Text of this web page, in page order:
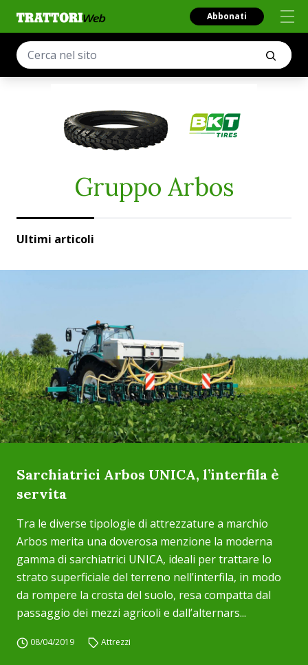
Abbonati
Gruppo Arbos
Ultimi articoli
Sarchiatrici Arbos UNICA, l’interfila è
servita
Tra le diverse tipologie di attrezzature a marchio
Arbos merita una doverosa menzione la moderna
gamma di sarchiatrici UNICA, ideali per trattare lo
strato superficiale del terreno nell’interfila, in modo
da rompere la crosta del suolo, resa compatta dal
passaggio dei mezzi agricoli e dall’alternars...
08/04/2019 Attrezzi